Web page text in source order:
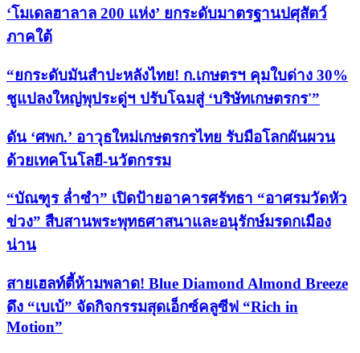
‘โมเดลฮาลาล 200 แห่ง’ ยกระดับมาตรฐานปศุสัตว์
ภาคใต้
“ยกระดับมันสำปะหลังไทย! ก.เกษตรฯ คุมใบด่าง 30%
ชูแปลงใหญ่พุประดู่ฯ ปรับโฉมสู่ ‘บริษัทเกษตรกร'”
ดัน ‘ศพก.’ อาวุธใหม่เกษตรกรไทย รับมือโลกผันผวน
ด้วยเทคโนโลยี-นวัตกรรม
“บัณฑูร ล่ำซำ” เปิดป้ายอาคารศรัทธา “อาศรมวัดหัว
ข่วง” สืบสานพระพุทธศาสนาและอนุรักษ์มรดกเมือง
น่าน
สายเฮลท์ตี้ห้ามพลาด! Blue Diamond Almond Breeze
ดึง “เบเบ้” จัดกิจกรรมสุดเอ็กซ์คลูซีฟ “Rich in
Motion”